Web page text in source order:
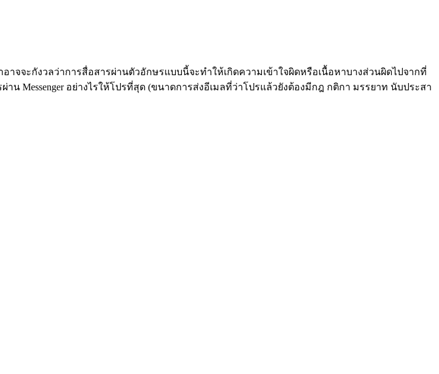
าจจะกังวลว่าการสื่อสารผ่านตัวอักษรแบบนี้จะทำให้เกิดความเข้าใจผิดหรือเนื้อหาบางส่วนผิดไปจากที่
น Messenger อย่างไรให้โปรที่สุด (ขนาดการส่งอีเมลที่ว่าโปรแล้วยังต้องมีกฎ กติกา มรรยาท นับประสา